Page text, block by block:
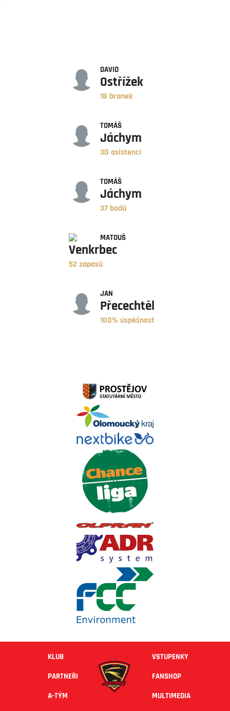
DAVID
Ostřížek
18 branek
TOMÁŠ
Jáchym
30 asistencí
TOMÁŠ
Jáchym
37 bodů
MATOUŠ
Venkrbec
52 zápasů
JAN
Přecechtěl
100% úspěšnost
KLUB
PARTNEŘI
A-TÝM
VSTUPENKY
FANSHOP
MULTIMEDIA